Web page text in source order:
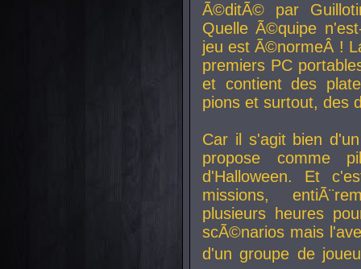
Ã©ditÃ© par
Quelle Ã©quipe
jeu est Ã©normeÂ !
premiers PC
et contient des
pions et surtout, des
Car il s'agit bien
propose comme
d'Halloween. Et
missions,
plusieurs heures
scÃ©narios mais
d'un groupe de